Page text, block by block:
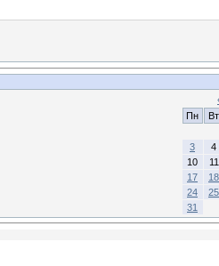
Пн
Вт
3
4
10
11
17
18
24
25
31